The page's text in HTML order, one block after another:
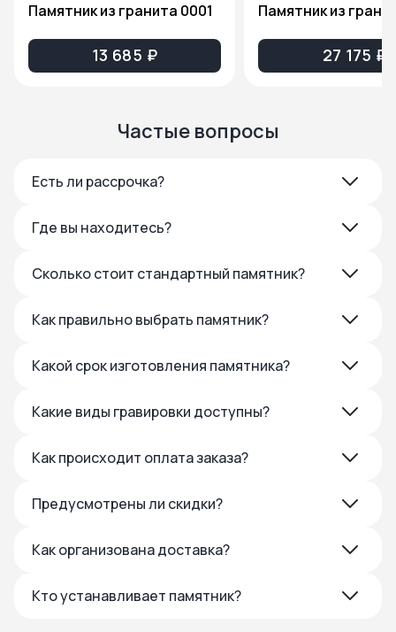
Памятник из гранита 0001
13 685 ₽ 27 175 ₽
Частые вопросы
Есть ли рассрочка?
Где вы находитесь?
Сколько стоит стандартный памятник?
Как правильно выбрать памятник?
Какой срок изготовления памятника?
Какие виды гравировки доступны?
Как происходит оплата заказа?
Предусмотрены ли скидки?
Как организована доставка?
Кто устанавливает памятник?